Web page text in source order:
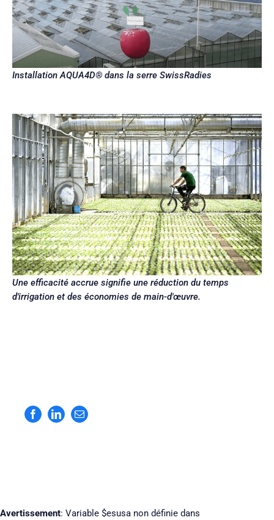
Installation AQUA4D® dans la serre SwissRadies
Une efficacité accrue signifie une réduction du temps
d'irrigation et des économies de main-d'œuvre.
Facebook
LinkedInCourriel
Avertissement: Variable $esusa non définie dans